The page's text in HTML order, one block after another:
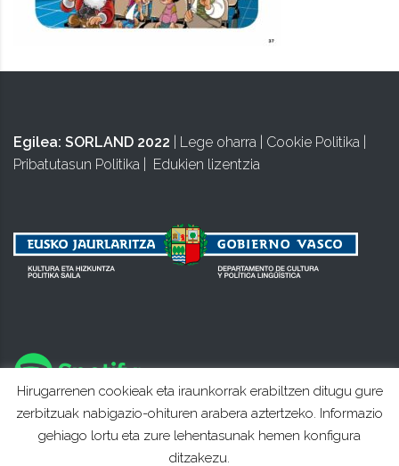
Egilea: SORLAND 2022 Lege oharra Cookie Politika
Pribatutasun Politika
Edukien lizentzia
Hirugarrenen cookieak eta iraunkorrak erabiltzen ditugu gure
zerbitzuak nabigazio-ohituren arabera aztertzeko. Informazio
gehiago lortu eta zure lehentasunak hemen konfigura
ditzakezu.